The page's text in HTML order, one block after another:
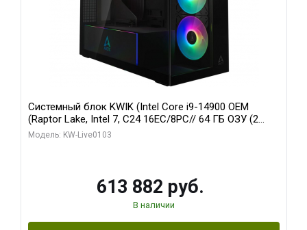
Системный блок KWIK (Intel Core i9-14900 OEM
(Raptor Lake, Intel 7, C24 16EC/8PC// 64 ГБ ОЗУ (2
модуля)/ Afox RTX4090 24GB GDDR6X 384-Bit 3xDP
Модель: KW-Live0103
613 882 руб.
В наличии